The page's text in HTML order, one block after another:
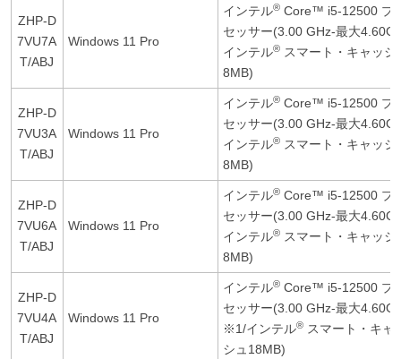
ZHP-D
7VU7A
T/ABJ
Windows 11 Pro
インテル®Core™ i5-12500 プ
セッサー(3.00 GHz-最大
インテル®スマート・キャッシ
8MB)
ZHP-D
7VU3A
T/ABJ
Windows 11 Pro
インテル®Core™ i5-12500 プ
セッサー(3.00 GHz-最大
インテル®スマート・キャッシ
8MB)
ZHP-D
7VU6A
T/ABJ
Windows 11 Pro
インテル®Core™ i5-12500 プ
セッサー(3.00 GHz-最大
インテル®スマート・キャッシ
8MB)
ZHP-D
7VU4A
T/ABJ
Windows 11 Pro
インテル®Core™ i5-12500 プ
セッサー(3.00 GHz-最大
※1/インテル®スマート・キャ
シュ18MB)